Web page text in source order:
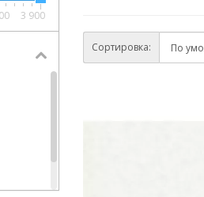
3 900
Сортировка: